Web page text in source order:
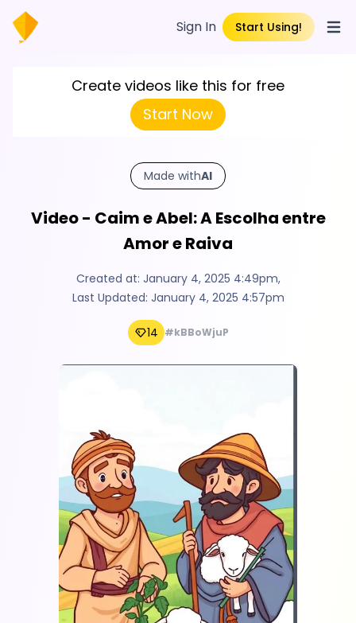
Sign In Start Using!
Create videos like this for free
Start Now
Made withAI
Video - Caim e Abel: A Escolha entre
Amor e Raiva
Created at: January 4, 2025 4:49pm,
Last Updated: January 4, 2025 4:57pm
14 #kBBoWjuP